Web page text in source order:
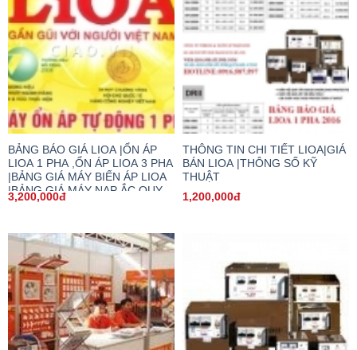
BẢNG BÁO GIÁ LIOA |ỔN ÁP
LIOA 1 PHA ,ỔN ÁP LIOA 3 PHA
|BẢNG GIÁ MÁY BIẾN ÁP LIOA
|BẢNG GIÁ MÁY NẠP ẮC QUY
|BẢNG GIÁ Ổ CẮM LIOA
3,200,000đ
THÔNG TIN CHI TIẾT LIOA|GIÁ
BÁN LIOA |THÔNG SỐ KỸ
THUẬT
1,200,000đ